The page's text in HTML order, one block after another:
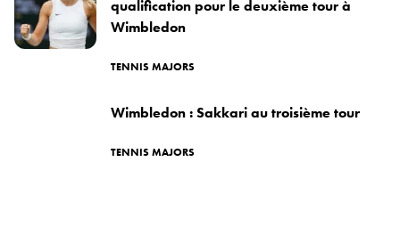
qualification pour le deuxième tour à
Wimbledon
TENNIS MAJORS
Wimbledon : Sakkari au troisième tour
TENNIS MAJORS